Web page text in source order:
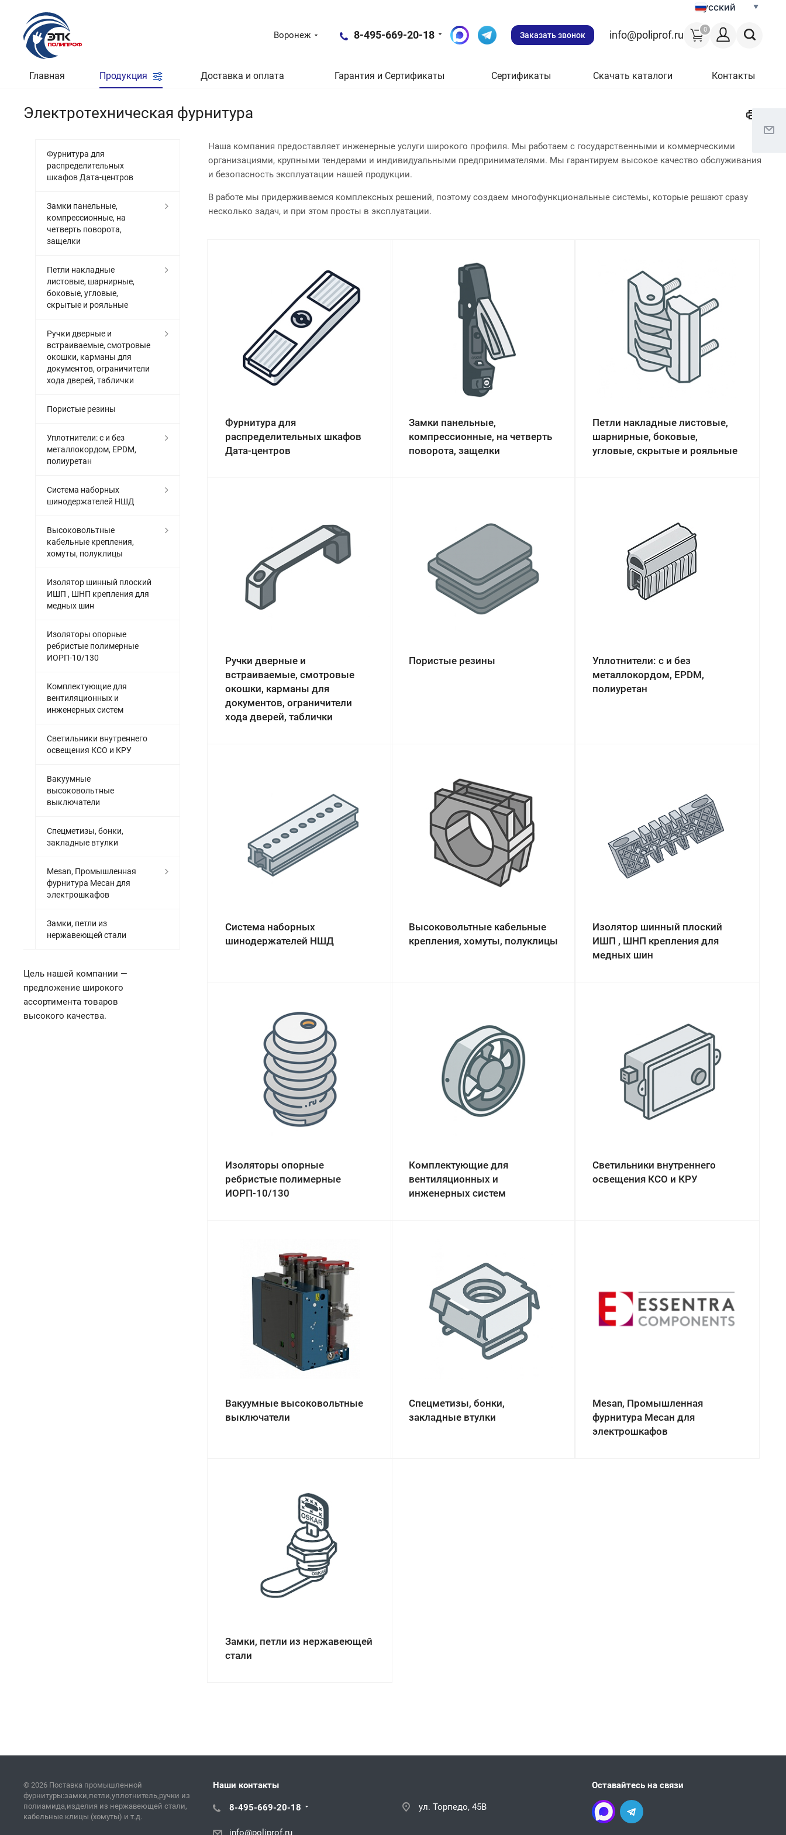
Русский
0
Воронеж 8-495-669-20-18 Заказать звонок info@poliprof.ru
Главная Продукция Доставка и оплата Гарантия и Сертификаты Сертификаты Скачать каталоги Контакты
Электротехническая фурнитура
Наша компания предоставляет инженерные услуги широкого профиля. Мы работаем с государственными и коммерческими
организациями, крупными тендерами и индивидуальными предпринимателями. Мы гарантируем высокое качество обслуживания
и безопасность эксплуатации нашей продукции.
В работе мы придерживаемся комплексных решений, поэтому создаем многофункциональные системы, которые решают сразу
несколько задач, и при этом просты в эксплуатации.
Фурнитура для
распределительных шкафов
Дата-центров
Замки панельные,
компрессионные, на четверть
поворота, защелки
Петли накладные листовые,
шарнирные, боковые,
угловые, скрытые и рояльные
Ручки дверные и
встраиваемые, смотровые
окошки, карманы для
документов, ограничители
хода дверей, таблички
Пористые резины
Уплотнители: с и без
металлокордом, EPDM,
полиуретан
Система наборных
шинодержателей НШД
Высоковольтные кабельные
крепления, хомуты, полуклицы
Изолятор шинный плоский
ИШП , ШНП крепления для
медных шин
Изоляторы опорные
ребристые полимерные
ИОРП-10/130
Комплектующие для
вентиляционных и
инженерных систем
Светильники внутреннего
освещения КСО и КРУ
Вакуумные высоковольтные
выключатели
Спецметизы, бонки,
закладные втулки
Mesan, Промышленная
фурнитура Месан для
электрошкафов
Замки, петли из нержавеющей
стали
Фурнитура для
распределительных
шкафов Дата-центров
Замки панельные,
компрессионные, на
четверть поворота,
защелки
Петли накладные
листовые, шарнирные,
боковые, угловые,
скрытые и рояльные
Ручки дверные и
встраиваемые, смотровые
окошки, карманы для
документов, ограничители
хода дверей, таблички
Пористые резины
Уплотнители: с и без
металлокордом, EPDM,
полиуретан
Система наборных
шинодержателей НШД
Высоковольтные
кабельные крепления,
хомуты, полуклицы
Изолятор шинный плоский
ИШП , ШНП крепления для
медных шин
Изоляторы опорные
ребристые полимерные
ИОРП-10/130
Комплектующие для
вентиляционных и
инженерных систем
Светильники внутреннего
освещения КСО и КРУ
Вакуумные
высоковольтные
выключатели
Спецметизы, бонки,
закладные втулки
Mesan, Промышленная
фурнитура Месан для
электрошкафов
Замки, петли из
нержавеющей стали
Цель нашей компании —
предложение широкого
ассортимента товаров
высокого качества.
© 2026 Поставка промышленной
фурнитуры:замки,петли,уплотнитель,ручки из
полиамида,изделия из нержавеющей стали,
кабельные клицы (хомуты) и т.д.
Наши контакты
8-495-669-20-18
info@poliprof.ru
ул. Торпедо, 45В
Оставайтесь на связи